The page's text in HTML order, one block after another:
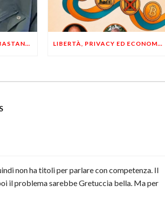
LIBERTÀ, LE IDEE NON BASTANO! SERVONO ESEMPI E UN PO’ DI COERENZA LIBERTÀ, PRIVACY ED ECONOMIA DEL BUON SENSO: FACCO E MUSUMECI A CASALECCHIO DI RENO (BO)
non ha titoli per parlare con competenza. Il
il problema sarebbe Gretuccia bella. Ma per